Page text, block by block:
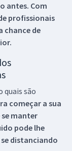
antes. Com
profissionais
chance de
quais são
começar a sua
manter
pode lhe
distanciando